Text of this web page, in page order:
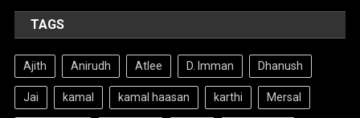
TAGS
Ajith Anirudh Atlee D. Imman Dhanush
Jai kamal kamal haasan karthi Mersal